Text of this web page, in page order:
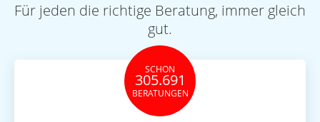
Für jeden die richtige Beratung, immer gleich
gut.
SCHON
305.691
BERATUNGEN